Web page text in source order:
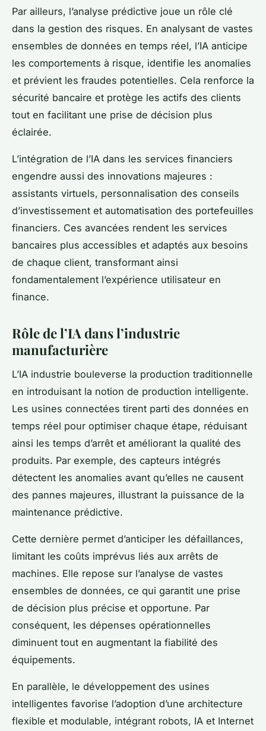
Par ailleurs, l’analyse prédictive joue un rôle clé
dans la gestion des risques. En analysant de vastes
ensembles de données en temps réel, l’IA anticipe
les comportements à risque, identifie les anomalies
et prévient les fraudes potentielles. Cela renforce la
sécurité bancaire et protège les actifs des clients
tout en facilitant une prise de décision plus
éclairée.
L’intégration de l’IA dans les services financiers
engendre aussi des innovations majeures :
assistants virtuels, personnalisation des conseils
d’investissement et automatisation des portefeuilles
financiers. Ces avancées rendent les services
bancaires plus accessibles et adaptés aux besoins
de chaque client, transformant ainsi
fondamentalement l’expérience utilisateur en
finance.
Rôle de l’IA dans l’industrie
manufacturière
L’IA industrie bouleverse la production traditionnelle
en introduisant la notion de production intelligente.
Les usines connectées tirent parti des données en
temps réel pour optimiser chaque étape, réduisant
ainsi les temps d’arrêt et améliorant la qualité des
produits. Par exemple, des capteurs intégrés
détectent les anomalies avant qu’elles ne causent
des pannes majeures, illustrant la puissance de la
maintenance prédictive.
Cette dernière permet d’anticiper les défaillances,
limitant les coûts imprévus liés aux arrêts de
machines. Elle repose sur l’analyse de vastes
ensembles de données, ce qui garantit une prise
de décision plus précise et opportune. Par
conséquent, les dépenses opérationnelles
diminuent tout en augmentant la fiabilité des
équipements.
En parallèle, le développement des usines
intelligentes favorise l’adoption d’une architecture
flexible et modulable, intégrant robots, IA et Internet